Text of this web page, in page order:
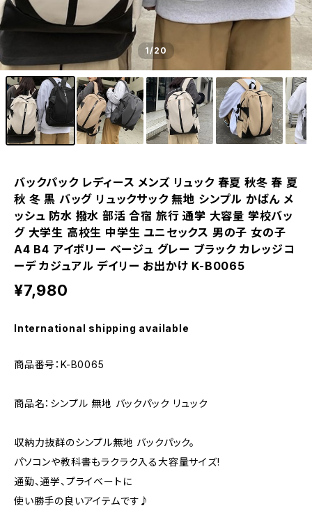
1/20
バックパック レディース メンズ リュック 春夏 秋冬 春 夏
秋 冬 黒 バッグ リュックサック 無地 シンプル かばん メ
ッシュ 防水 撥水 部活 合宿 旅行 通学 大容量 学校バッ
グ 大学生 高校生 中学生 ユニセックス 男の子 女の子
A4 B4 アイボリー ベージュ グレー ブラック カレッジコ
ーデ カジュアル デイリー お出かけ K-B0065
¥7,980
International shipping available
商品番号：K-B0065
商品名：シンプル 無地 バックパック リュック
収納力抜群のシンプル無地 バックパック。
パソコンや教科書もラクラク入る大容量サイズ!
通勤、通学、プライベートに
使い勝手の良いアイテムです♪